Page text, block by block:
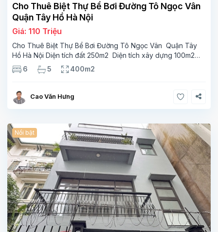
Cho Thuê Biệt Thự Bể Bơi Đường Tô Ngọc Vân
Quận Tây Hồ Hà Nội
Giá: 110 Triệu
Cho Thuê Biệt Thự Bể Bơi Đường Tô Ngọc Vân Quận Tây
Hồ Hà Nội Diện tích đất 250m2 Diện tích xây dựng 100m2
Xây 4 tầng, 6 phòng ngủ 5 phòng tắm Tầng 1, , phòng
khách , phòng bếp-1wc Tầng 2, 2 phòng
6 5 400m2
Cao Văn Hưng
Nổi bật